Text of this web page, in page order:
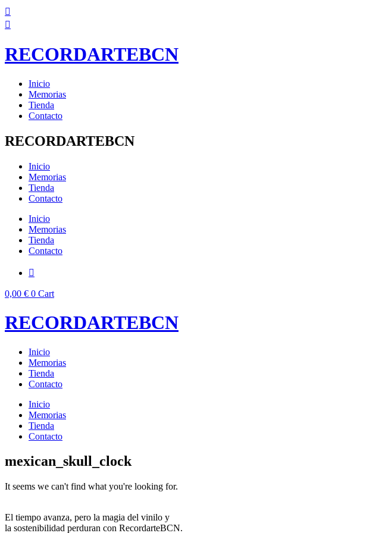
Ir
al
contenido
RECORDARTEBCN
Inicio
Memorias
Tienda
Contacto
RECORDARTEBCN
Inicio
Memorias
Tienda
Contacto
Inicio
Memorias
Tienda
Contacto
0,00 € 0 Cart
RECORDARTEBCN
Inicio
Memorias
Tienda
Contacto
Inicio
Memorias
Tienda
Contacto
mexican_skull_clock
It seems we can't find what you're looking for.
El tiempo avanza, pero la magia del vinilo y
la sostenibilidad perduran con RecordarteBCN.